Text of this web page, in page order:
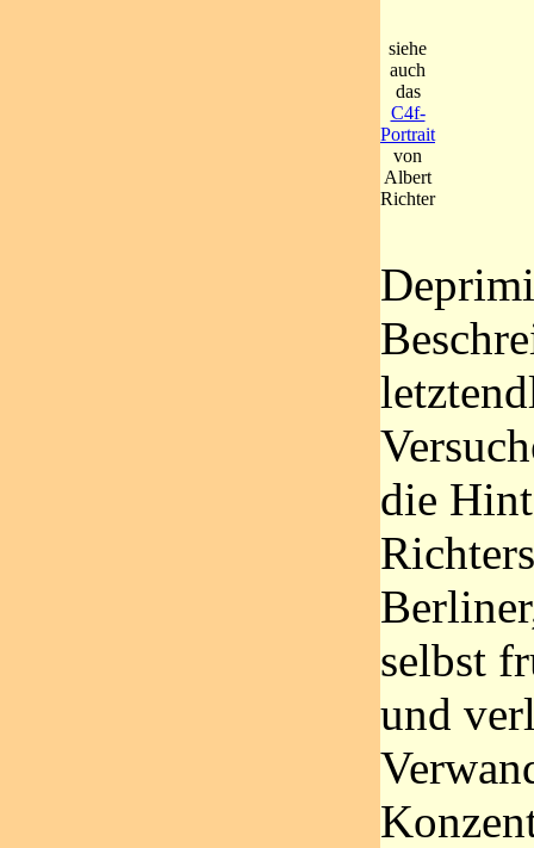
siehe
auch
das
C4f-
Portrait
von
Albert
Richter
die
selbst
und